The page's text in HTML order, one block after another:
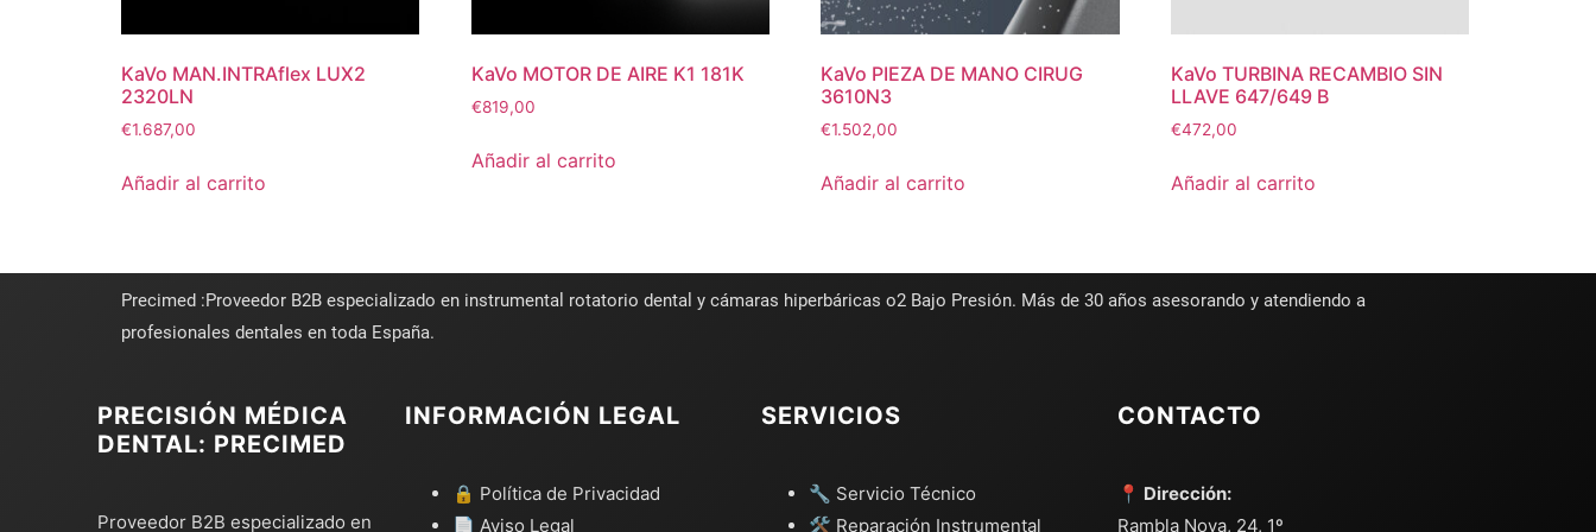
KaVo MAN.INTRAflex LUX2
2320LN
€1.687,00
Añadir al carrito
KaVo MOTOR DE AIRE K1 181K
€819,00
Añadir al carrito
KaVo PIEZA DE MANO CIRUG
3610N3
€1.502,00
Añadir al carrito
KaVo TURBINA RECAMBIO SIN
LLAVE 647/649 B
€472,00
Añadir al carrito
Precimed :Proveedor B2B especializado en instrumental rotatorio dental y cámaras hiperbáricas o2 Bajo Presión. Más de 30 años asesorando y atendiendo a
profesionales dentales en toda España.
PRECISIÓN MÉDICA
DENTAL: PRECIMED
Proveedor B2B especializado en
INFORMACIÓN LEGAL
🔒 Política de Privacidad
📄 Aviso Legal
SERVICIOS
🔧 Servicio Técnico
🛠️ Reparación Instrumental
CONTACTO
📍 Dirección:
Rambla Nova, 24, 1º